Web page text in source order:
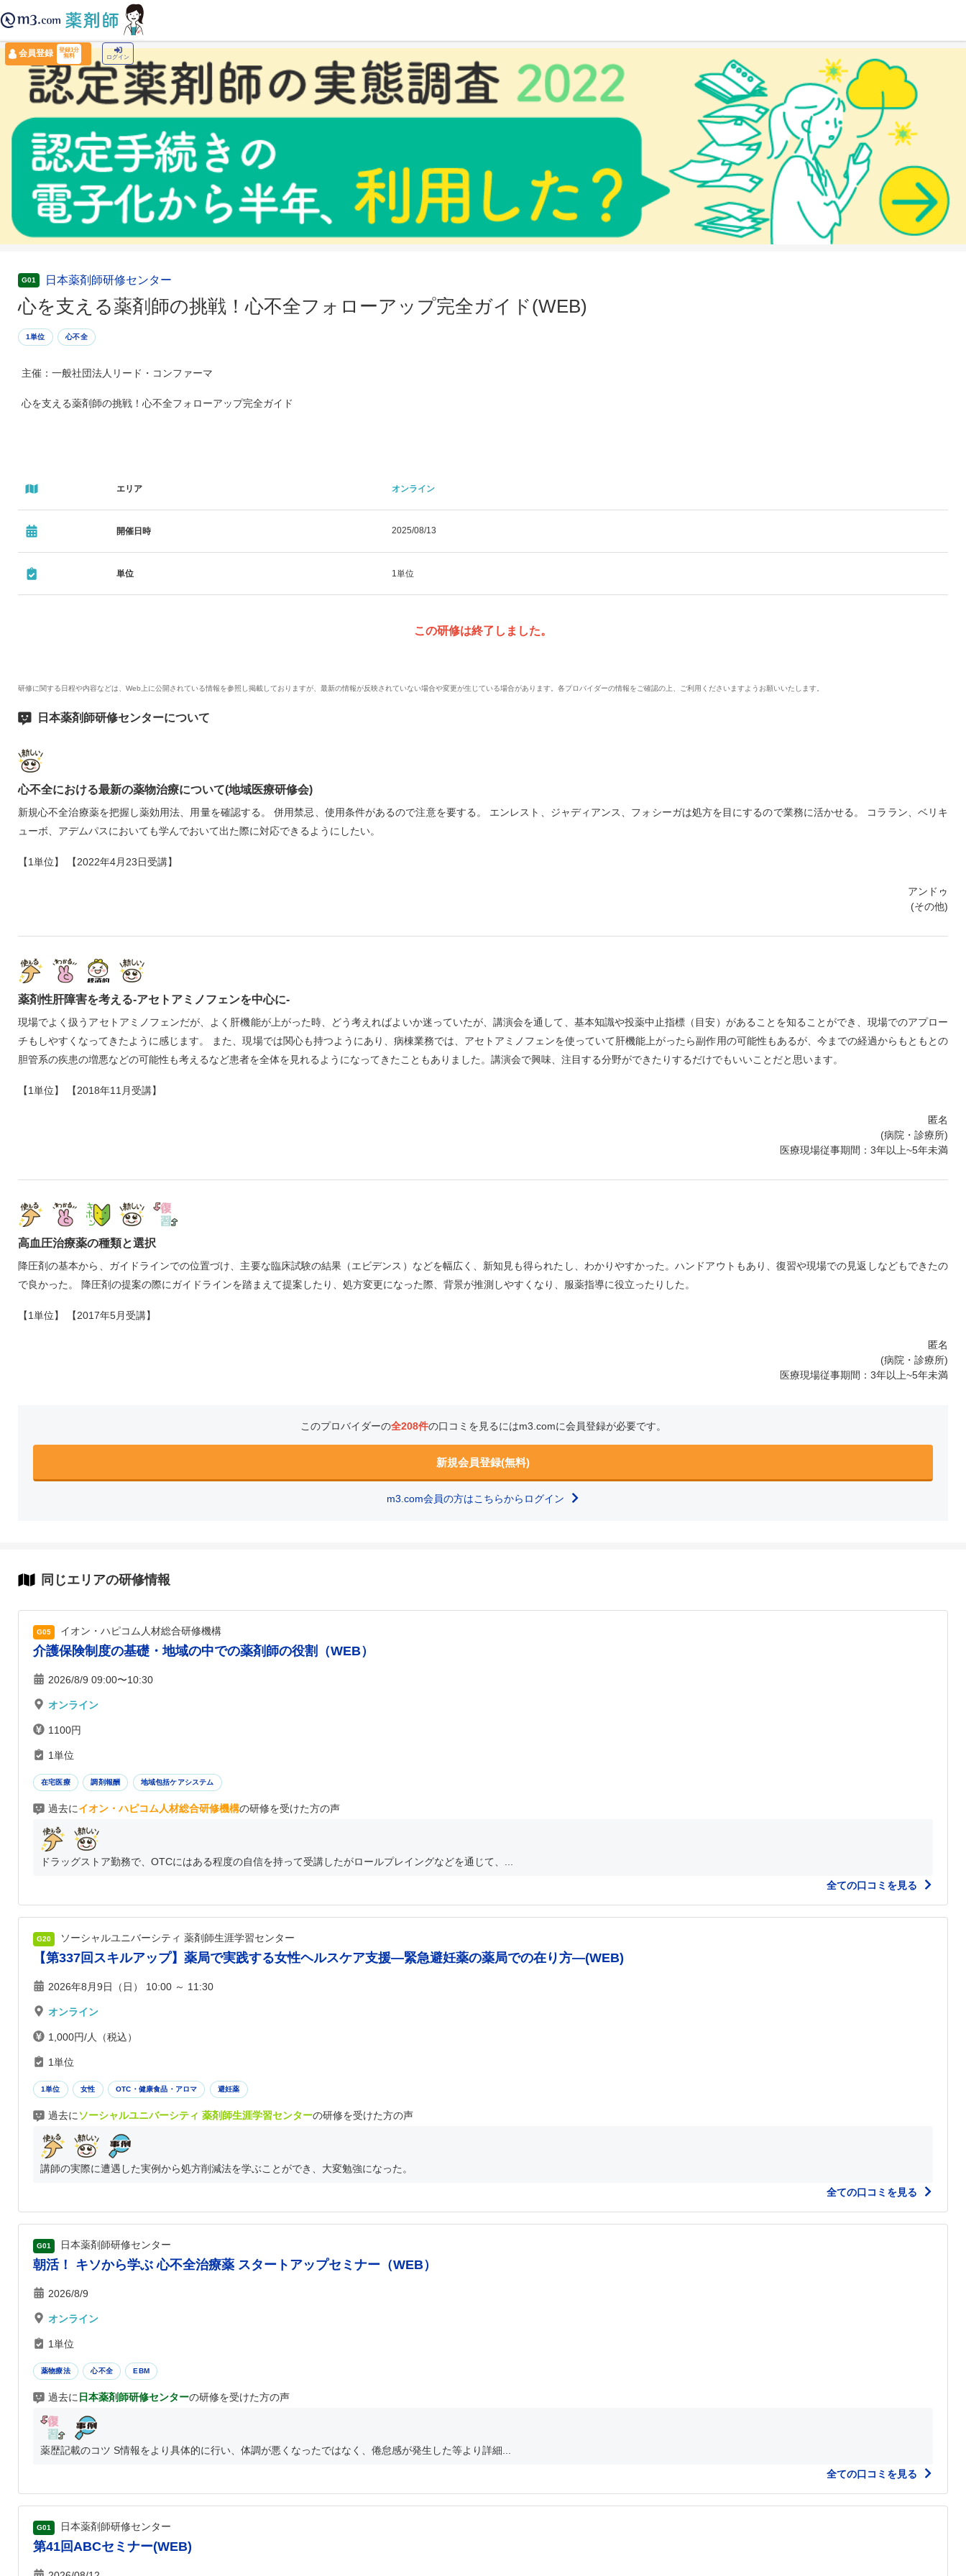
会員登録
登録1分
無料
ログイン
› 心を支える薬剤師の挑戦！心不全フォローアップ完全ガイド(WEB)
G01 日本薬剤師研修センター
心を支える薬剤師の挑戦！心不全フォローアップ完全ガイド(WEB)
1単位 心不全
主催：一般社団法人リード・コンファーマ
心を支える薬剤師の挑戦！心不全フォローアップ完全ガイド
エリア オンライン
開催日時 2025/08/13
単位 1単位
この研修は終了しました。
研修に関する日程や内容などは、Web上に公開されている情報を参照し掲載しておりますが、最新の情報が反映されていない場合や変更が生じている場合があります。各プロバイダーの情報をご確認の上、ご利用くださいますようお願いいたします。
日本薬剤師研修センターについて
心不全における最新の薬物治療について(地域医療研修会)
新規心不全治療薬を把握し薬効用法、用量を確認する。 併用禁忌、使用条件があるので注意を要する。 エンレスト、ジャディアンス、フォシーガは処方を目にするので業務に活かせる。 コララン、ベリキ
ューボ、アデムパスにおいても学んでおいて出た際に対応できるようにしたい。
【1単位】 【2022年4月23日受講】
アンドゥ
(その他)
薬剤性肝障害を考える‐アセトアミノフェンを中心に‐
現場でよく扱うアセトアミノフェンだが、よく肝機能が上がった時、どう考えればよいか迷っていたが、講演会を通して、基本知識や投薬中止指標（目安）があることを知ることができ、現場でのアプロー
チもしやすくなってきたように感じます。 また、現場では関心も持つようにあり、病棟業務では、アセトアミノフェンを使っていて肝機能上がったら副作用の可能性もあるが、今までの経過からもともとの
胆管系の疾患の増悪などの可能性も考えるなど患者を全体を見れるようになってきたこともありました。講演会で興味、注目する分野ができたりするだけでもいいことだと思います。
【1単位】 【2018年11月受講】
匿名
(病院・診療所)
医療現場従事期間：3年以上~5年未満
高血圧治療薬の種類と選択
降圧剤の基本から、ガイドラインでの位置づけ、主要な臨床試験の結果（エビデンス）などを幅広く、新知見も得られたし、わかりやすかった。ハンドアウトもあり、復習や現場での見返しなどもできたの
で良かった。 降圧剤の提案の際にガイドラインを踏まえて提案したり、処方変更になった際、背景が推測しやすくなり、服薬指導に役立ったりした。
【1単位】 【2017年5月受講】
匿名
(病院・診療所)
医療現場従事期間：3年以上~5年未満
このプロバイダーの全208件の口コミを見るにはm3.comに会員登録が必要です。
新規会員登録(無料)
m3.com会員の方はこちらからログイン
同じエリアの研修情報
G05 イオン・ハピコム人材総合研修機構
介護保険制度の基礎・地域の中での薬剤師の役割（WEB）
2026/8/9 09:00〜10:30
オンライン
1100円
1単位
在宅医療 調剤報酬 地域包括ケアシステム
過去にイオン・ハピコム人材総合研修機構の研修を受けた方の声
ドラッグストア勤務で、OTCにはある程度の自信を持って受講したがロールプレイングなどを通じて、...
全ての口コミを見る
G20 ソーシャルユニバーシティ 薬剤師生涯学習センター
【第337回スキルアップ】薬局で実践する女性ヘルスケア支援―緊急避妊薬の薬局での在り方―(WEB)
2026年8月9日（日） 10:00 ～ 11:30
オンライン
1,000円/人（税込）
1単位
1単位 女性 OTC・健康食品・アロマ 避妊薬
過去にソーシャルユニバーシティ 薬剤師生涯学習センターの研修を受けた方の声
講師の実際に遭遇した実例から処方削減法を学ぶことができ、大変勉強になった。
全ての口コミを見る
G01 日本薬剤師研修センター
朝活！ キソから学ぶ 心不全治療薬 スタートアップセミナー（WEB）
2026/8/9
オンライン
1単位
薬物療法 心不全 EBM
過去に 日本薬剤師研修センターの研修を受けた方の声
薬歴記載のコツ S情報をより具体的に行い、体調が悪くなったではなく、倦怠感が発生した等より詳細...
全ての口コミを見る
G01 日本薬剤師研修センター
第41回ABCセミナー(WEB)